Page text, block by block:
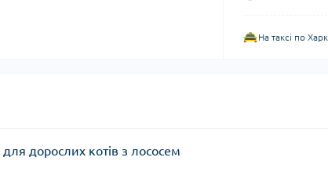
На таксі по
дорослих котів з лососем